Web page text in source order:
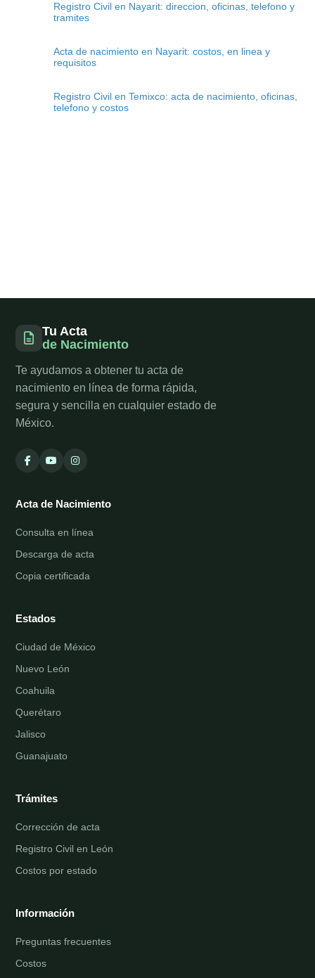
Registro Civil en Nayarit: direccion, oficinas, telefono y
tramites
Acta de nacimiento en Nayarit: costos, en linea y
requisitos
Registro Civil en Temixco: acta de nacimiento, oficinas,
telefono y costos
Tu Acta
de Nacimiento
Te ayudamos a obtener tu acta de
nacimiento en línea de forma rápida,
segura y sencilla en cualquier estado de
México.
Acta de Nacimiento
Consulta en línea
Descarga de acta
Copia certificada
Estados
Ciudad de México
Nuevo León
Coahuila
Querétaro
Jalisco
Guanajuato
Trámites
Corrección de acta
Registro Civil en León
Costos por estado
Información
Preguntas frecuentes
Costos